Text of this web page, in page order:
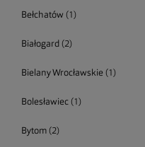
Bełchatów (1)
Białogard (2)
Bielany Wrocławskie (1)
Bolesławiec (1)
Bytom (2)